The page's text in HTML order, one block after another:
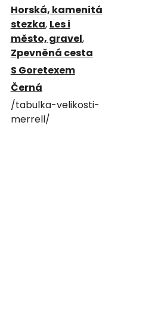
Horská, kamenitá
stezka, Les i
město, gravel,
Zpevněná cesta
S Goretexem
Černá
/tabulka-velikosti-
merrell/